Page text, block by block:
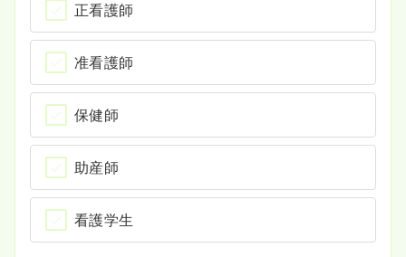
正看護師
准看護師
保健師
助産師
看護学生